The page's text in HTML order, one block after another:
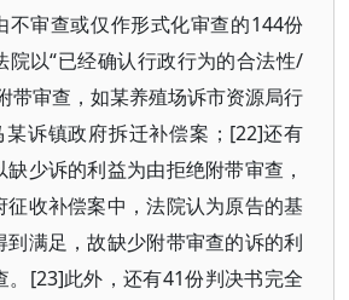
不审查或仅作形式化审查的144份
院以“已经确认行政行为的合法性/
带审查，如某养殖场诉市资源局行
诉镇政府拆迁补偿案；[22]还有
少诉的利益为由拒绝附带审查，
征收补偿案中，法院认为原告的基
到满足，故缺少附带审查的诉的利
。[23]此外，还有41份判决书完全